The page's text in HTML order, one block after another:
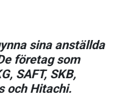
sina anställda
företag som
SAFT, SKB,
och Hitachi.